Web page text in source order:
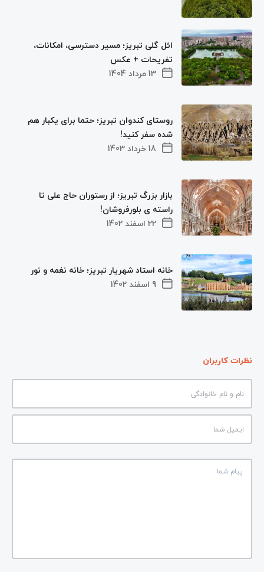
13 مرداد 1404
ائل گلی تبریز؛ مسیر دسترسی، امکانات،
تفریحات + عکس
18 خرداد 1403
روستای کندوان تبریز؛ حتما برای یکبار هم
شده سفر کنید!
22 اسفند 1402
بازار بزرگ تبریز؛ از رستوران حاج علی تا
راسته ی بلورفروشان!
9 اسفند 1402
خانه استاد شهریار تبریز؛ خانه نغمه و نور
نظرات کاربران